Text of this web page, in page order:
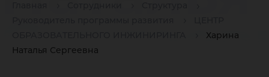
Харина
Наталья Сергеевна